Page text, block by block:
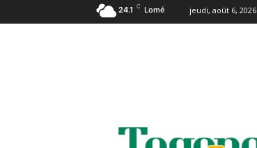
24.1 C Lomé jeudi, août 6, 2026